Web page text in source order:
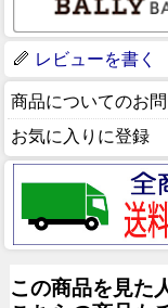
レビューを書く
商品についてのお
お気に入りに登録
この商品を見た